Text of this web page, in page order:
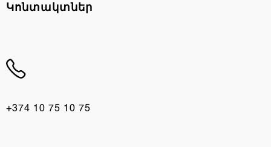
Կոնտակտներ
+374 10 75 10 75